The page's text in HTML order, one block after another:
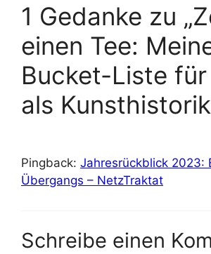
1 Gedanke zu
einen Tee:
Bucket-Liste
als
Pingback: Jahresrückblick 2023:
Übergangs – NetzTraktat
Schreibe einen